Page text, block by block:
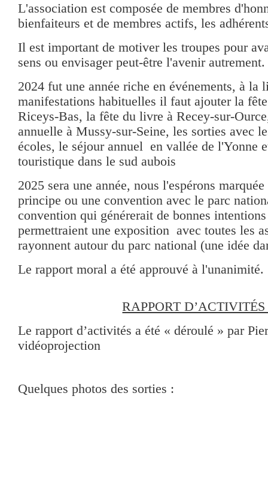
L'association est composée de membres
bienfaiteurs et de membres actifs, les
Il est important de motiver les troupes pour
sens ou envisager peut-être l'avenir autrement.
2024 fut une année riche en événements, à la
manifestations habituelles il faut ajouter la
Riceys-Bas, la fête du livre à Recey-sur-
annuelle à Mussy-sur-Seine, les sorties avec
écoles, le séjour annuel en vallée de l'Yonne
touristique dans le sud aubois
2025 sera une année, nous l'espérons
principe ou une convention avec le parc
convention qui générerait de bonnes
permettraient une exposition avec toutes les
rayonnent autour du parc national (une idée
Le rapport moral a été approuvé à l'unanimité.
RAPPORT
Le rapport d’activités a été « déroulé » par
vidéoprojection
Quelques photos des sorties :